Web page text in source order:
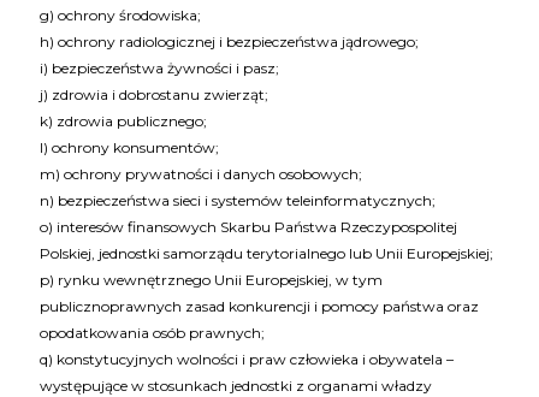
g) ochrony środowiska;
h) ochrony radiologicznej i bezpieczeństwa jądrowego;
i) bezpieczeństwa żywności i pasz;
j) zdrowia i dobrostanu zwierząt;
k) zdrowia publicznego;
l) ochrony konsumentów;
m) ochrony prywatności i danych osobowych;
n) bezpieczeństwa sieci i systemów teleinformatycznych;
o) interesów finansowych Skarbu Państwa Rzeczypospolitej
Polskiej, jednostki samorządu terytorialnego lub Unii Europejskiej;
p) rynku wewnętrznego Unii Europejskiej, w tym
publicznoprawnych zasad konkurencji i pomocy państwa oraz
opodatkowania osób prawnych;
q) konstytucyjnych wolności i praw człowieka i obywatela –
występujące w stosunkach jednostki z organami władzy